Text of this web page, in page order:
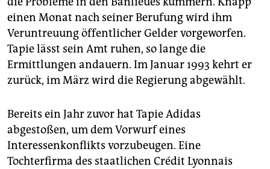
einen Monat nach seiner Berufung wird ihm
Veruntreuung öffentlicher Gelder vorgeworfen.
Tapie lässt sein Amt ruhen, so lange die
Ermittlungen andauern. Im Januar 1993 kehrt er
zurück, im März wird die Regierung abgewählt.
Bereits ein Jahr zuvor hat Tapie Adidas
abgestoßen, um dem Vorwurf eines
Interessenkonflikts vorzubeugen. Eine
Tochterfirma des staatlichen Crédit Lyonnais